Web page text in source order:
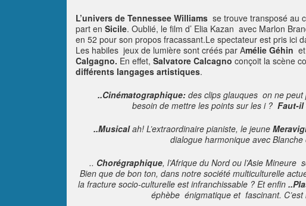
L’univers de Tennessee Williams se trouve transposé au
part en Sicile. Oublié, le film d’ Elia Kazan avec Marlon
en 52 pour son propos fracassant.Le spectateur est pris ici
Les habiles jeux de lumière sont créés par Amélie Géhin
Calgagno. En effet, Salvatore Calcagno conçoit la scène
différents langages artistiques.
..Cinématographique: des clips glauques on ne peut
besoin de mettre les points sur les i ? Faut-il
..Musicalah! L’extraordinaire pianiste, le jeune
dialogue harmonique avec Blanche
.. Chorégraphique, l’Afrique du Nord ou l’Asie
Bien que de bon ton, dans notre société multiculturelle
la fracture socio-culturelle est infranchissable ? Et enfin
éphèbe énigmatique et fascinant.